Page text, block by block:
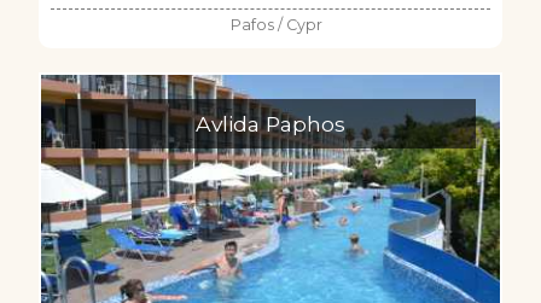
Pafos / Cypr
Avlida Paphos